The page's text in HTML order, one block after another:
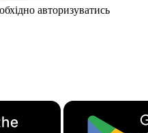
авторизуватись